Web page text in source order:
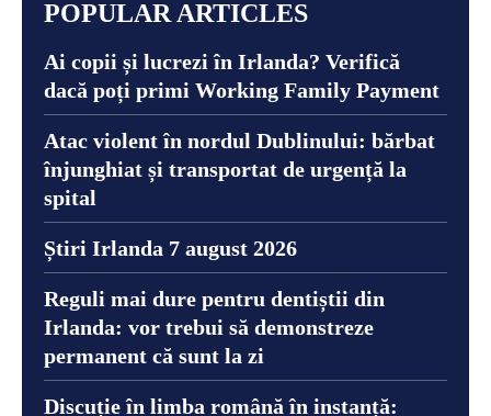
POPULAR ARTICLES
Ai copii și lucrezi în Irlanda? Verifică
dacă poți primi Working Family Payment
Atac violent în nordul Dublinului: bărbat
înjunghiat și transportat de urgență la
spital
Știri Irlanda 7 august 2026
Reguli mai dure pentru dentiștii din
Irlanda: vor trebui să demonstreze
permanent că sunt la zi
Discuție în limba română în instanță: